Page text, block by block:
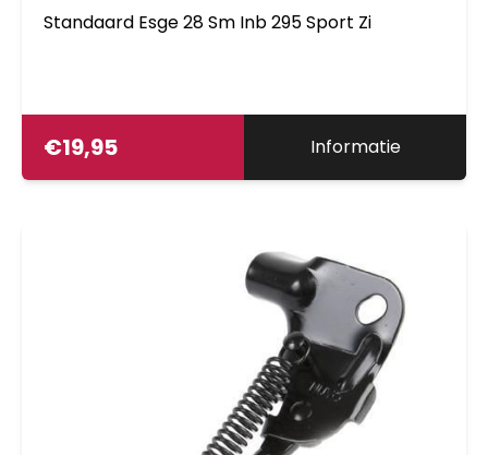
Standaard Esge 28 Sm Inb 295 Sport Zi
€19,95 Informatie